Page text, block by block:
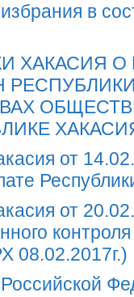
в
ХАКАСИЯ
от
от
08.02.2017г.)